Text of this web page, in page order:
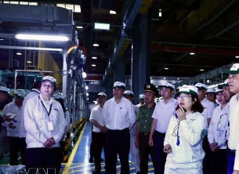
SPORT
FRANCOPHONIE
PAYS NATAL
INTERNATIONAL